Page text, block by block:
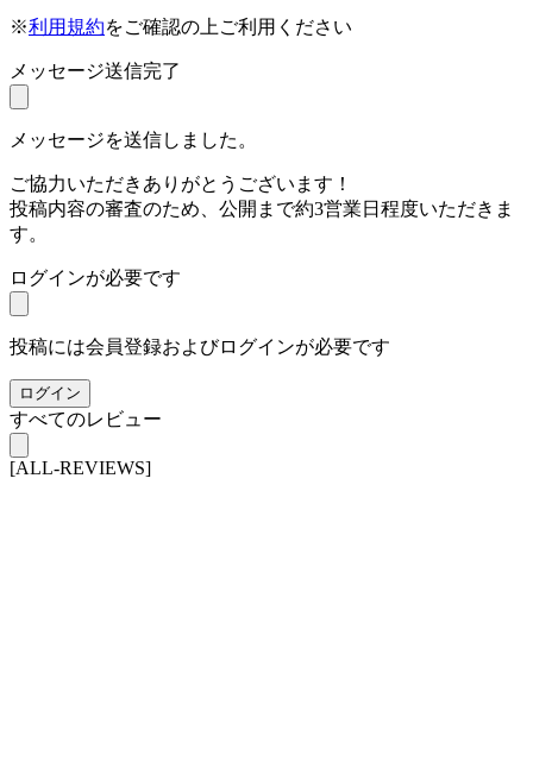
※利用規約をご確認の上ご利用ください
メッセージ送信完了
メッセージを送信しました。
ご協力いただきありがとうございます！
投稿内容の審査のため、公開まで約3営業日程度いただきま
す。
ログインが必要です
投稿には会員登録およびログインが必要です
ログイン
すべてのレビュー
[ALL-REVIEWS]